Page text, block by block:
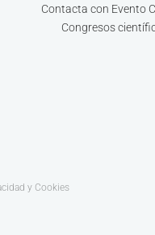
Contacta con Evento
Congresos
y Cookies